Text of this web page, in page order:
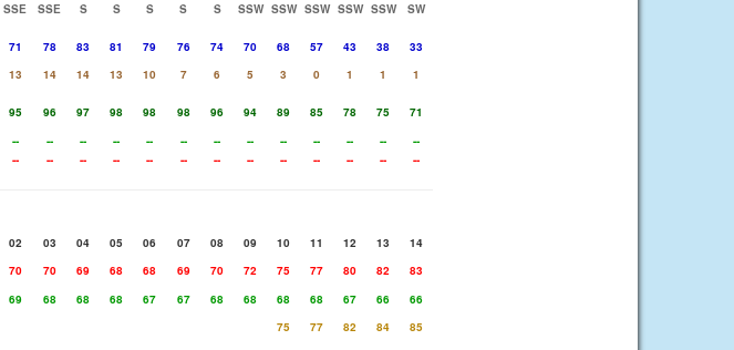
SSE SSE S S S S S SSW SSW SSW SSW SSW
SW
71 78 83 81 79 76 74 70 68 57 43 38
33
13 14 14 13 10 7 6 5 3 0 1 1
1
95 96 97 98 98 98 96 94 89 85 78 75
71
-- -- -- -- -- -- -- -- -- -- -- --
--
-- -- -- -- -- -- -- -- -- -- -- -- --
02 03 04 05 06 07 08 09 10 11 12 13
14
70 70 69 68 68 69 70 72 75 77 80 82
83
69 68 68 68 67 67 68 68 68 68 67 66
66
75 77 82 84
85